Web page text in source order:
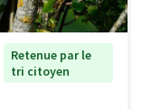
Retenue par le
tri citoyen